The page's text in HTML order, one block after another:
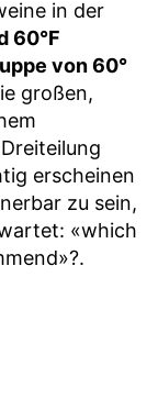
in der
60°F
von 60°
großen,
erscheinen
zu sein,
«which